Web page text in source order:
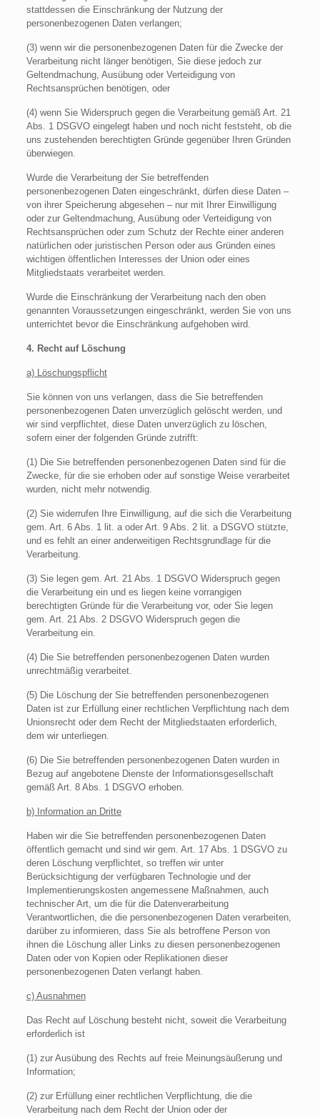
stattdessen die Einschränkung der Nutzung der
personenbezogenen Daten verlangen;
(3) wenn wir die personenbezogenen Daten für die Zwecke der
Verarbeitung nicht länger benötigen, Sie diese jedoch zur
Geltendmachung, Ausübung oder Verteidigung von
Rechtsansprüchen benötigen, oder
(4) wenn Sie Widerspruch gegen die Verarbeitung gemäß Art. 21
Abs. 1 DSGVO eingelegt haben und noch nicht feststeht, ob die
uns zustehenden berechtigten Gründe gegenüber Ihren Gründen
überwiegen.
Wurde die Verarbeitung der Sie betreffenden
personenbezogenen Daten eingeschränkt, dürfen diese Daten –
von ihrer Speicherung abgesehen – nur mit Ihrer Einwilligung
oder zur Geltendmachung, Ausübung oder Verteidigung von
Rechtsansprüchen oder zum Schutz der Rechte einer anderen
natürlichen oder juristischen Person oder aus Gründen eines
wichtigen öffentlichen Interesses der Union oder eines
Mitgliedstaats verarbeitet werden.
Wurde die Einschränkung der Verarbeitung nach den oben
genannten Voraussetzungen eingeschränkt, werden Sie von uns
unterrichtet bevor die Einschränkung aufgehoben wird.
4. Recht auf Löschung
a) Löschungspflicht
Sie können von uns verlangen, dass die Sie betreffenden
personenbezogenen Daten unverzüglich gelöscht werden, und
wir sind verpflichtet, diese Daten unverzüglich zu löschen,
sofern einer der folgenden Gründe zutrifft:
(1) Die Sie betreffenden personenbezogenen Daten sind für die
Zwecke, für die sie erhoben oder auf sonstige Weise verarbeitet
wurden, nicht mehr notwendig.
(2) Sie widerrufen Ihre Einwilligung, auf die sich die Verarbeitung
gem. Art. 6 Abs. 1 lit. a oder Art. 9 Abs. 2 lit. a DSGVO stützte,
und es fehlt an einer anderweitigen Rechtsgrundlage für die
Verarbeitung.
(3) Sie legen gem. Art. 21 Abs. 1 DSGVO Widerspruch gegen
die Verarbeitung ein und es liegen keine vorrangigen
berechtigten Gründe für die Verarbeitung vor, oder Sie legen
gem. Art. 21 Abs. 2 DSGVO Widerspruch gegen die
Verarbeitung ein.
(4) Die Sie betreffenden personenbezogenen Daten wurden
unrechtmäßig verarbeitet.
(5) Die Löschung der Sie betreffenden personenbezogenen
Daten ist zur Erfüllung einer rechtlichen Verpflichtung nach dem
Unionsrecht oder dem Recht der Mitgliedstaaten erforderlich,
dem wir unterliegen.
(6) Die Sie betreffenden personenbezogenen Daten wurden in
Bezug auf angebotene Dienste der Informationsgesellschaft
gemäß Art. 8 Abs. 1 DSGVO erhoben.
b) Information an Dritte
Haben wir die Sie betreffenden personenbezogenen Daten
öffentlich gemacht und sind wir gem. Art. 17 Abs. 1 DSGVO zu
deren Löschung verpflichtet, so treffen wir unter
Berücksichtigung der verfügbaren Technologie und der
Implementierungskosten angemessene Maßnahmen, auch
technischer Art, um die für die Datenverarbeitung
Verantwortlichen, die die personenbezogenen Daten verarbeiten,
darüber zu informieren, dass Sie als betroffene Person von
ihnen die Löschung aller Links zu diesen personenbezogenen
Daten oder von Kopien oder Replikationen dieser
personenbezogenen Daten verlangt haben.
c) Ausnahmen
Das Recht auf Löschung besteht nicht, soweit die Verarbeitung
erforderlich ist
(1) zur Ausübung des Rechts auf freie Meinungsäußerung und
Information;
(2) zur Erfüllung einer rechtlichen Verpflichtung, die die
Verarbeitung nach dem Recht der Union oder der